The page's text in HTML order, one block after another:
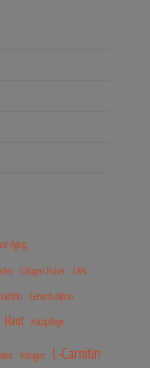
Aging
Collagen Pulver EAAs
Gehirnfunktion
Haut Hautpflege
Kollagen L-Carnitin